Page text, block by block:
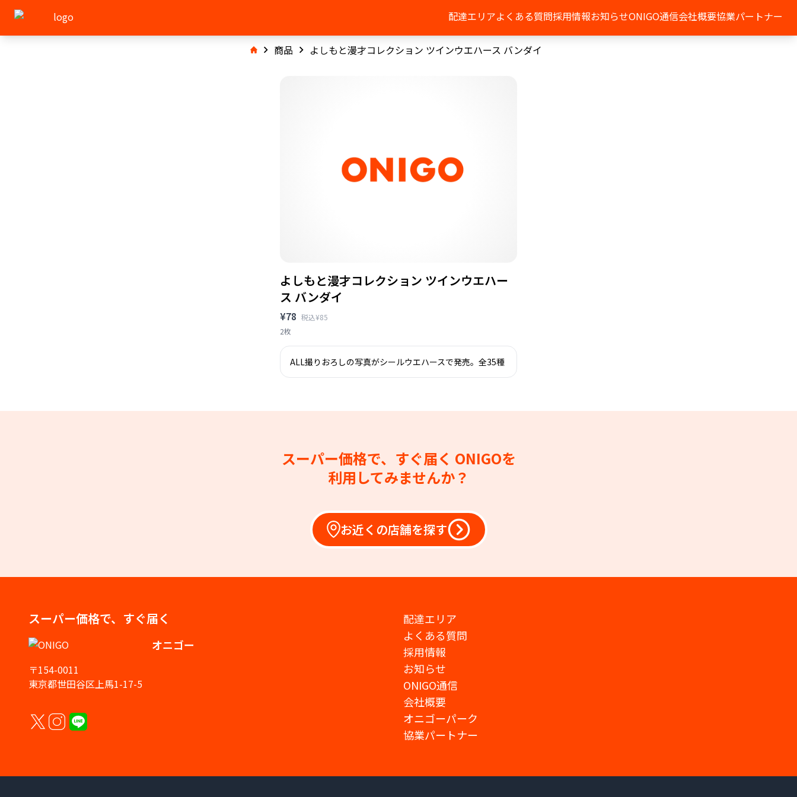
配達エリアよくある質問採用情報お知らせONIGO通信会社概要協業パートナー
商品 よしもと漫才コレクション ツインウエハース バンダイ
よしもと漫才コレクション ツインウエハー
ス バンダイ
¥78 税込¥85
2枚
ALL撮りおろしの写真がシールウエハースで発売。全35種
スーパー価格で、すぐ届く ONIGOを
利用してみませんか？
お近くの店舗を探す
スーパー価格で、すぐ届く
オニゴー
〒154-0011
東京都世田谷区上馬1-17-5
配達エリア
よくある質問
採用情報
お知らせ
ONIGO通信
会社概要
オニゴーパーク
協業パートナー